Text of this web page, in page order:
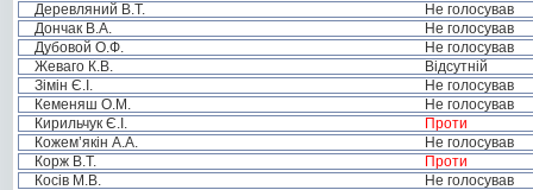
Деревляний В.Т.
Не голосував
Дончак В.А.
Не голосував
Дубовой О.Ф.
Не голосував
Жеваго К.В.
Відсутній
Зімін Є.І.
Не голосував
Кеменяш О.М.
Не голосував
Кирильчук Є.І.
Проти
Кожем’якін А.А.
Не голосував
Корж В.Т.
Проти
Косів М.В.
Не голосував